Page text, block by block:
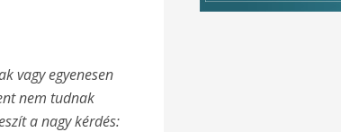
vagy egyenesen
nem tudnak
a nagy kérdés: